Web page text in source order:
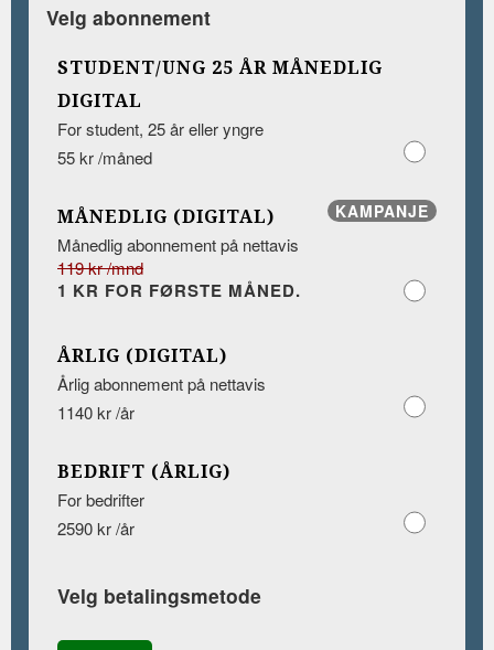
Velg abonnement
STUDENT/UNG 25 ÅR MÅNEDLIG
DIGITAL
For student, 25 år eller yngre
55 kr /måned
KAMPANJE
MÅNEDLIG (DIGITAL)
Månedlig abonnement på nettavis
119 kr /mnd
1 KR FOR FØRSTE MÅNED.
ÅRLIG (DIGITAL)
Årlig abonnement på nettavis
1140 kr /år
BEDRIFT (ÅRLIG)
For bedrifter
2590 kr /år
Velg betalingsmetode